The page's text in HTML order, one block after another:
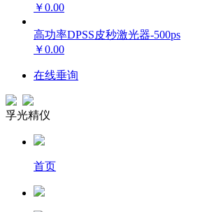
￥0.00
高功率DPSS皮秒激光器-500ps
￥0.00
在线垂询
孚光精仪
首页